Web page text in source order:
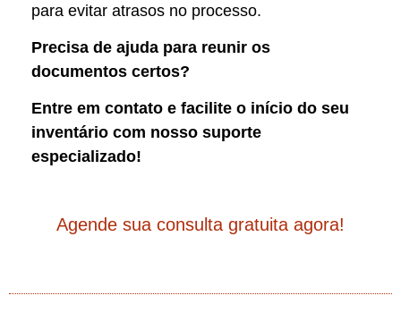
para evitar atrasos no processo.
Precisa de ajuda para reunir os
documentos certos?
Entre em contato e facilite o início do seu
inventário com nosso suporte
especializado!
Agende sua consulta gratuita agora!